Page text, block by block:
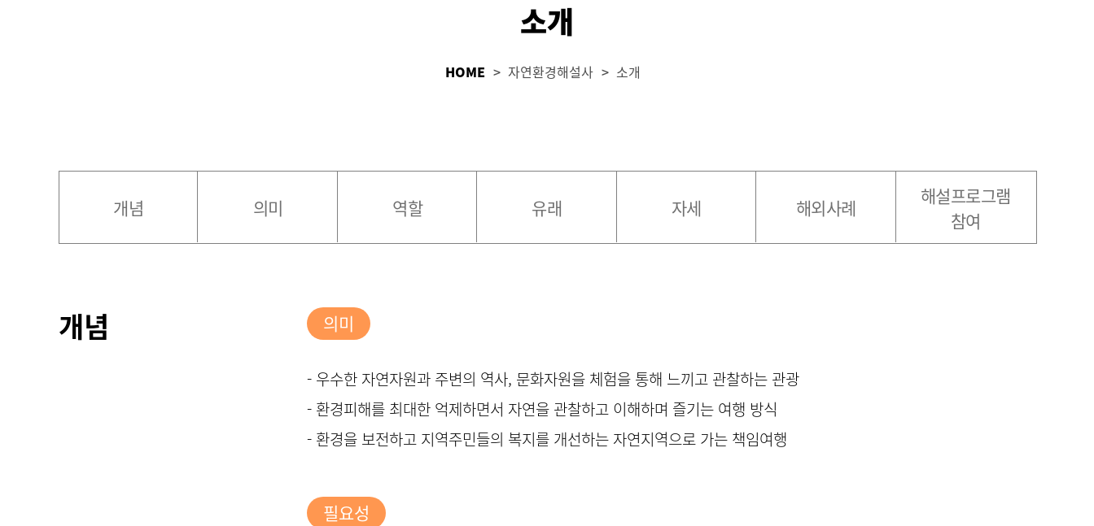
소개
HOME 자연환경해설사 소개
개념 의미 역할 유래 자세 해외사례
해설프로그램
참여
개념 의미
- 우수한 자연자원과 주변의 역사, 문화자원을 체험을 통해 느끼고 관찰하는 관광
- 환경피해를 최대한 억제하면서 자연을 관찰하고 이해하며 즐기는 여행 방식
- 환경을 보전하고 지역주민들의 복지를 개선하는 자연지역으로 가는 책임여행
필요성